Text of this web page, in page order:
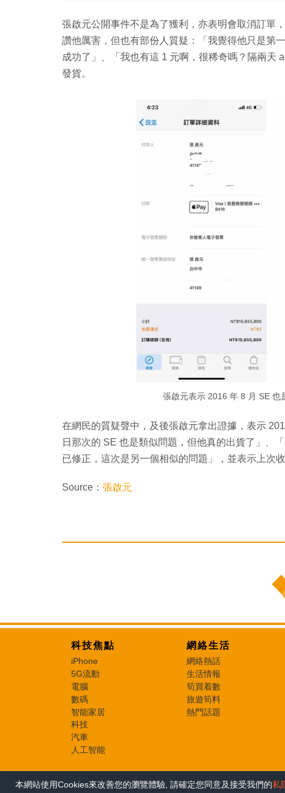
本網站使用Cookies來改善您的瀏覽體驗, 請確定您同意及接受我們的私
張啟元公開事件不是為了獲利，亦表明會取消訂單
讚他厲害，但也有部份人質疑：「我覺得他只是第
成功了」、「我也有這 1 元啊，很稀奇嗎？隔兩天
發貨。
張啟元表示 2016 年 8 月 SE 也
在網民的質疑聲中，及後張啟元拿出證據，表示
日那次的 SE 也是類似問題，但他真的出貨了」、
已修正，這次是另一個相似的問題」，並表示上次
Source： 張啟元
科技焦點
iPhone
5G流動
電腦
數碼
智能家居
科技
汽車
人工智能
網絡生活
網絡熱話
生活情報
筍買着數
旅遊筍料
熱門話題